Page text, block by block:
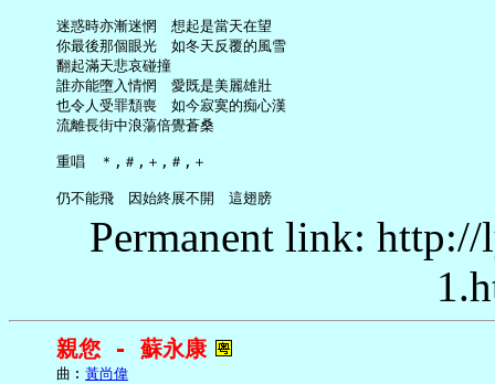
     迷惑時亦漸迷惘　想起是當天在望
     你最後那個眼光　如冬天反覆的風雪
     翻起滿天悲哀碰撞
     誰亦能墮入情惘　愛既是美麗雄壯
     也令人受罪頹喪　如今寂寞的痴心漢
     流離長街中浪蕩倍覺蒼桑
     重唱　＊,＃,＋,＃,＋
Permanent link:
親您 - 蘇永康
     曲︰
黃尚偉